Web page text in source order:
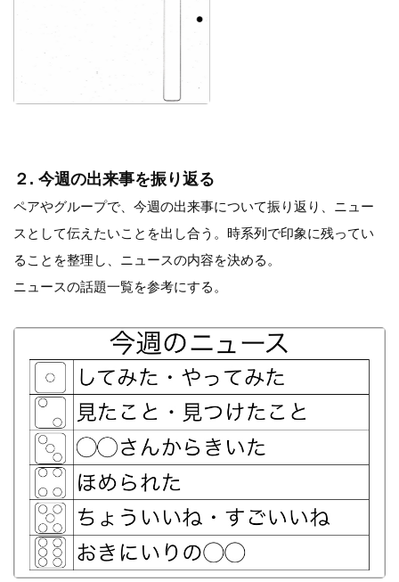
２. 今週の出来事を振り返る
ペアやグループで、今週の出来事について振り返り、ニュー
スとして伝えたいことを出し合う。時系列で印象に残ってい
ることを整理し、ニュースの内容を決める。
ニュースの話題一覧を参考にする。